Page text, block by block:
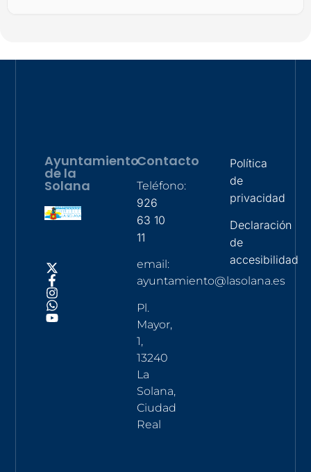
Ayuntamiento
de la
Solana
Contacto
Teléfono:
926
63 10
11
email:
ayuntamiento@lasolana.es
Pl.
Mayor,
1,
13240
La
Solana,
Ciudad
Real
Política
de
privacidad
Declaración
de
accesibilidad